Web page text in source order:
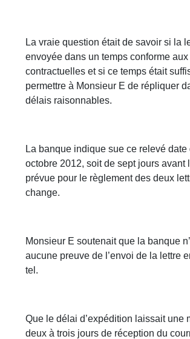
La vraie question était de savoir si la
envoyée dans un temps conforme
contractuelles et si ce temps était
permettre à Monsieur E de répliquer
délais raisonnables.
La banque indique sue ce relevé date
octobre 2012, soit de sept jours avant
prévue pour le règlement des deux
change.
Monsieur E soutenait que la banque
aucune preuve de l’envoi de la lettre
tel.
Que le délai d’expédition laissait une
deux à trois jours de réception du